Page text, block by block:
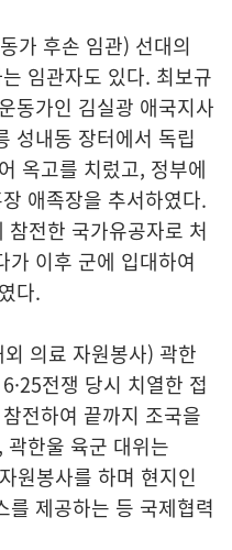
가 후손 임관) 선대의
임관자도 있다. 최보규
동가인 김실광 애국지사
성내동 장터에서 독립
옥고를 치렀고, 정부에
애족장을 추서하였다.
참전한 국가유공자로 처
가 이후 군에 입대하여
다.
외 의료 자원봉사) 곽한
전쟁 당시 치열한 접
전하여 끝까지 조국을
한울 육군 대위는
원봉사를 하며 현지인
를 제공하는 등 국제협력